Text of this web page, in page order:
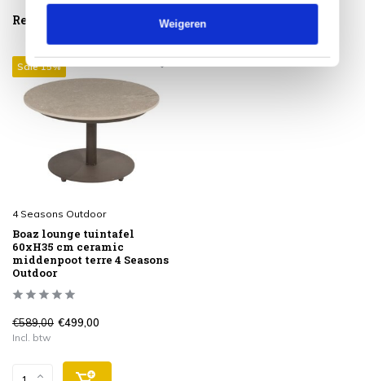
Weigeren
Reeds bekeken
Sale 15%
4 Seasons Outdoor
Boaz lounge tuintafel
60xH35 cm ceramic
middenpoot terre 4 Seasons
Outdoor
€589,00 €499,00
Incl. btw